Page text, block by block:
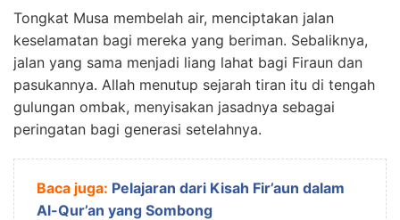
Tongkat Musa membelah air, menciptakan jalan
keselamatan bagi mereka yang beriman. Sebaliknya,
jalan yang sama menjadi liang lahat bagi Firaun dan
pasukannya. Allah menutup sejarah tiran itu di tengah
gulungan ombak, menyisakan jasadnya sebagai
peringatan bagi generasi setelahnya.
Baca juga: Pelajaran dari Kisah Fir’aun dalam
Al-Qur’an yang Sombong